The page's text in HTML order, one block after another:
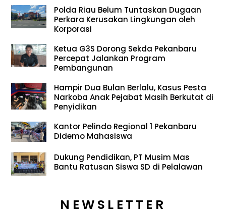
Polda Riau Belum Tuntaskan Dugaan
Perkara Kerusakan Lingkungan oleh
Korporasi
Ketua G3S Dorong Sekda Pekanbaru
Percepat Jalankan Program
Pembangunan
Hampir Dua Bulan Berlalu, Kasus Pesta
Narkoba Anak Pejabat Masih Berkutat di
Penyidikan
Kantor Pelindo Regional 1 Pekanbaru
Didemo Mahasiswa
Dukung Pendidikan, PT Musim Mas
Bantu Ratusan Siswa SD di Pelalawan
NEWSLETTER